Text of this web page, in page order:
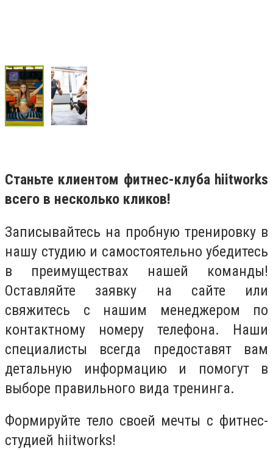
Станьте клиентом фитнес-клуба hiitworks
всего в несколько кликов!
Записывайтесь на пробную тренировку в
нашу студию и самостоятельно убедитесь
в преимуществах нашей команды!
Оставляйте заявку на сайте или
свяжитесь с нашим менеджером по
контактному номеру телефона. Наши
специалисты всегда предоставят вам
детальную информацию и помогут в
выборе правильного вида тренинга.
Формируйте тело своей мечты с фитнес-
студией hiitworks!